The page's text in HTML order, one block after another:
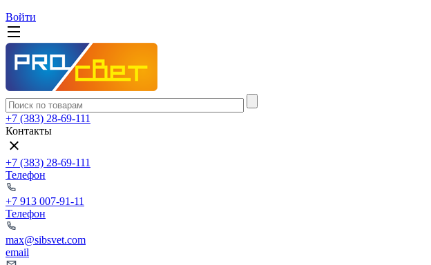
Войти
+7 (383) 28-69-111
Контакты
+7 (383) 28-69-111
Телефон
+7 913 007-91-11
Телефон
max@sibsvet.com
email